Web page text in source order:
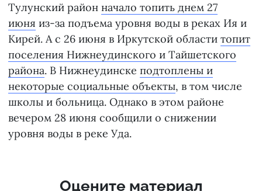
Тулунский район начало топить днем 27
июня из-за подъема уровня воды в реках Ия и
Кирей. А с 26 июня в Иркутской области топит
поселения Нижнеудинского и Тайшетского
района. В Нижнеудинске подтоплены и
некоторые социальные объекты, в том числе
школы и больница. Однако в этом районе
вечером 28 июня сообщили о снижении
уровня воды в реке Уда.
Оцените материал